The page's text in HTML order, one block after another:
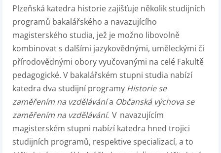
Plzeňská katedra historie zajišťuje několik studijních
programů bakalářského a navazujícího
magisterského studia, jež je možno libovolně
kombinovat s dalšími jazykovědnými, uměleckými či
přírodovědnými obory vyučovanými na celé Fakultě
pedagogické. V bakalářském stupni studia nabízí
katedra dva studijní programy Historie se
zaměřením na vzdělávánía Občanská výchova se
zaměřením na vzdělávání. V navazujícím
magisterském stupni nabízí katedra hned trojici
studijních programů, respektive specializací, a to